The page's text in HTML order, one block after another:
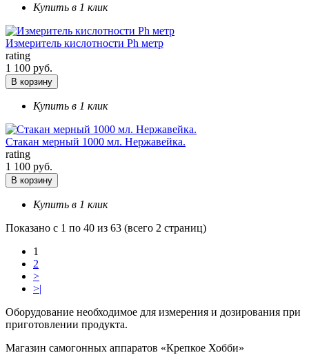
Купить в 1 клик
Измеритель кислотности Ph метр
rating
1 100 руб.
В корзину
Купить в 1 клик
Стакан мерный 1000 мл. Нержавейка.
rating
1 100 руб.
В корзину
Купить в 1 клик
Показано с 1 по 40 из 63 (всего 2 страниц)
1
2
>
>|
Оборудование необходимое для измерения и дозирования при
приготовлении продукта.
Магазин самогонных аппаратов «Крепкое Хобби»